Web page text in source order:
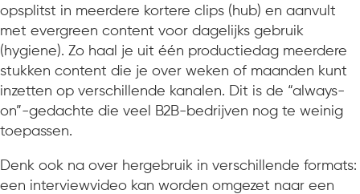
opsplitst in meerdere kortere clips (hub) en aanvult
met evergreen content voor dagelijks gebruik
(hygiene). Zo haal je uit één productiedag meerdere
stukken content die je over weken of maanden kunt
inzetten op verschillende kanalen. Dit is de “always-
on”-gedachte die veel B2B-bedrijven nog te weinig
toepassen.
Denk ook na over hergebruik in verschillende formats:
een interviewvideo kan worden omgezet naar een